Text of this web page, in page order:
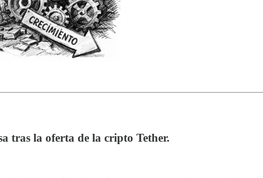
tras la oferta de la cripto Tether.